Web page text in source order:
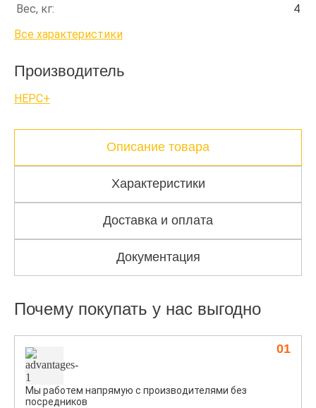
Вес, кг:
4
Все характеристики
Производитель
НЕРС+
Описание товара
Характеристики
Доставка и оплата
Документация
Почему покупать у нас выгодно
Мы работем напрямую с производителями без
посредников
01